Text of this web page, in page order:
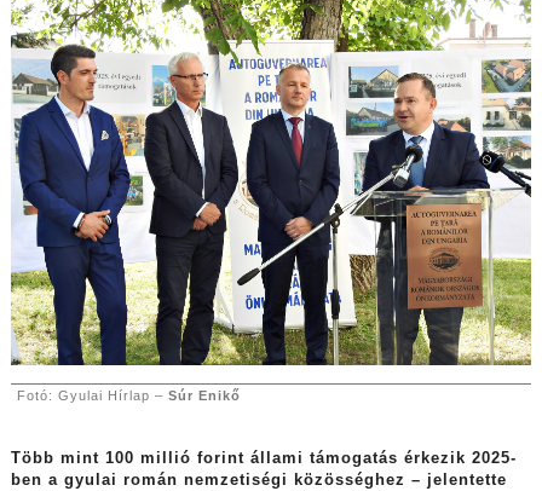
Fotó: Gyulai Hírlap – Súr Enikő
Több mint 100 millió forint állami támogatás érkezik 2025-
ben a gyulai román nemzetiségi közösséghez – jelentette